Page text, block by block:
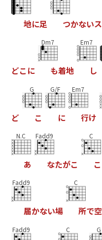
地に足 つかないス
どこ に
Dm7
も着地
Em7
し
ど
G
こ
G/F
に
Em7
行け
N.C
あ
Fadd9
なたがこ
C
こ
Fadd9
届かない場
C
所で空
Fadd9 C G